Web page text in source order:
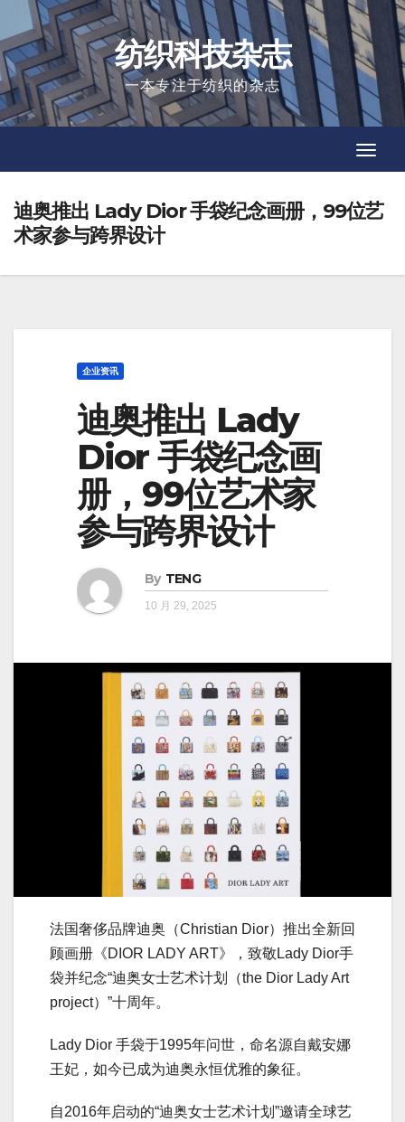
to
content
纺织科技杂志
一本专注于纺织的杂志
迪奥推出 Lady Dior 手袋纪念画册，99位艺
术家参与跨界设计
企业资讯
迪奥推出 Lady
Dior 手袋纪念画
册，99位艺术家
参与跨界设计
By TENG
10 月 29, 2025
法国奢侈品牌迪奥（Christian Dior）推出全新回
顾画册《DIOR LADY ART》，致敬Lady Dior手
袋并纪念“迪奥女士艺术计划（the Dior Lady Art
project）”十周年。
Lady Dior 手袋于1995年问世，命名源自戴安娜
王妃，如今已成为迪奥永恒优雅的象征。
自2016年启动的“迪奥女士艺术计划”邀请全球艺